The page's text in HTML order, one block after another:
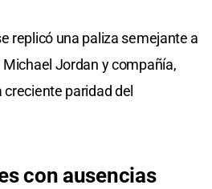
replicó una paliza semejante a
Jordan y compañía,
paridad del
con ausencias